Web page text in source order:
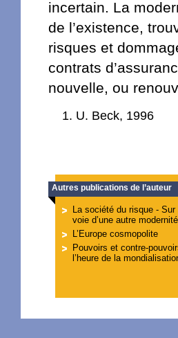
incertain. La
de l’existence,
risques et
contrats
nouvelle, ou
U. Beck, 1996
Autres publications de l’auteur
La société du risque - Sur
voie d’une autre modernité
L’Europe cosmopolite
Pouvoirs et contre-
l’heure de la